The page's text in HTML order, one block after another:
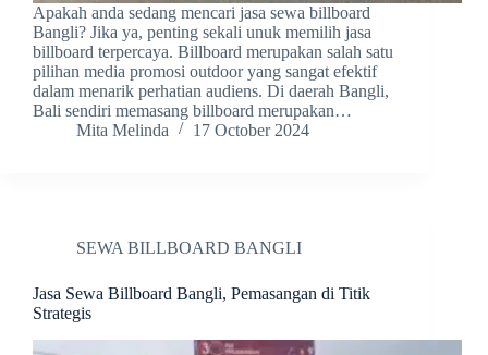
Apakah anda sedang mencari jasa sewa billboard
Bangli? Jika ya, penting sekali unuk memilih jasa
billboard terpercaya. Billboard merupakan salah satu
pilihan media promosi outdoor yang sangat efektif
dalam menarik perhatian audiens. Di daerah Bangli,
Bali sendiri memasang billboard merupakan…
Mita Melinda
17 October 2024
SEWA BILLBOARD BANGLI
Jasa Sewa Billboard Bangli, Pemasangan di Titik
Strategis